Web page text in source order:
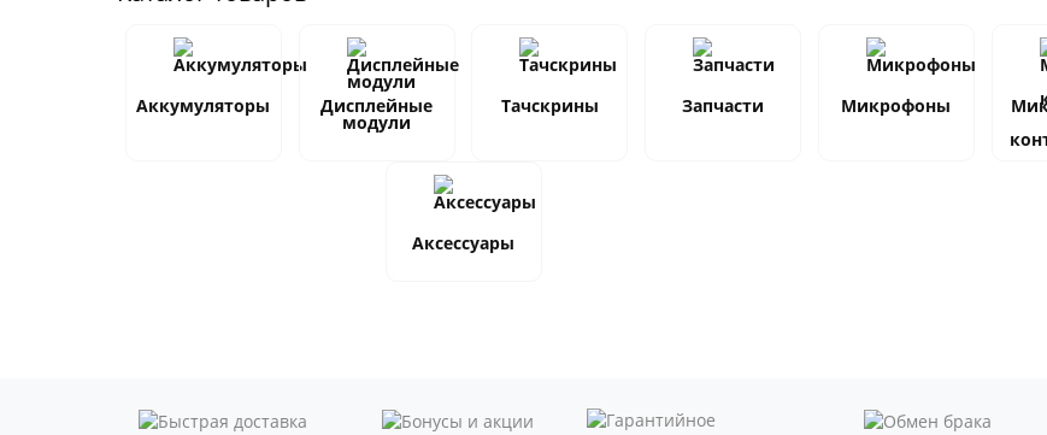
Аккумуляторы Дисплейные
модули
Тачскрины Запчасти Микрофоны
Аксессуары